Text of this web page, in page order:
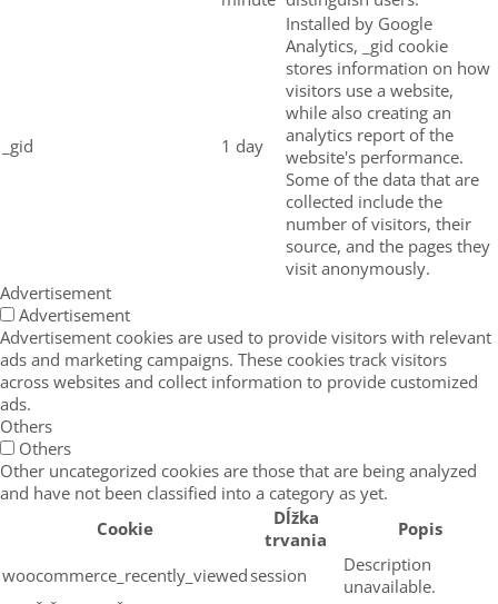
_gid 1 day
Installed by Google
Analytics, _gid cookie
stores information on how
visitors use a website,
while also creating an
analytics report of the
website's performance.
Some of the data that are
collected include the
number of visitors, their
source, and the pages they
visit anonymously.
Advertisement
Advertisement
Advertisement cookies are used to provide visitors with relevant
ads and marketing campaigns. These cookies track visitors
across websites and collect information to provide customized
ads.
Others
Others
Other uncategorized cookies are those that are being analyzed
and have not been classified into a category as yet.
Cookie
Dĺžka
trvania
Popis
woocommerce_recently_viewedsession
Description
unavailable.